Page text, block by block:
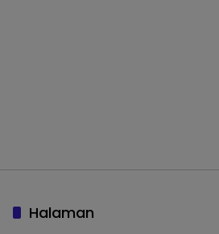
Halaman